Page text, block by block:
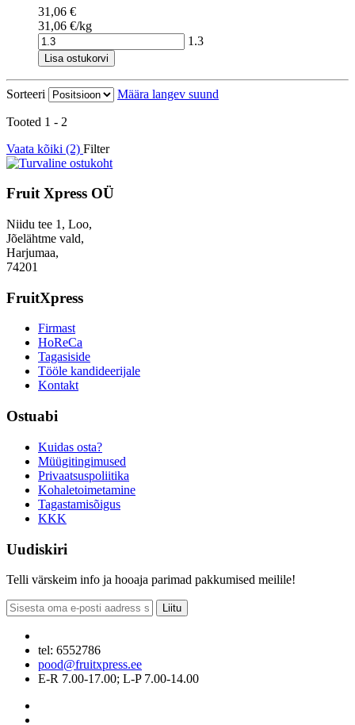
31,06 €
31,06 €/kg
1.3
Lisa ostukorvi
Sorteeri Määra langev suund
Tooted 1 - 2
Vaata kõiki (2) Filter
Fruit Xpress OÜ
Niidu tee 1, Loo,
Jõelähtme vald,
Harjumaa,
74201
FruitXpress
Firmast
HoReCa
Tagasiside
Tööle kandideerijale
Kontakt
Ostuabi
Kuidas osta?
Müügitingimused
Privaatsuspoliitika
Kohaletoimetamine
Tagastamisõigus
KKK
Uudiskiri
Telli värskeim info ja hooaja parimad pakkumised meilile!
Liitu
tel: 6552786
pood@fruitxpress.ee
E-R 7.00-17.00; L-P 7.00-14.00